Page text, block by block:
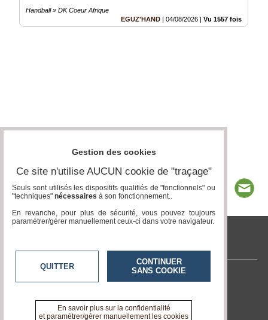
Handball » DK Coeur Afrique
EGUZ'HAND | 04/08/2026 | Vu 1557 fois
tvlocale.fr
Contactez-nous
A propos de tvlocale.fr
Gestion des cookies
Ce site n'utilise AUCUN cookie de "traçage"
Seuls sont utilisés les dispositifs qualifiés de "fonctionnels" ou
"techniques" nécessaires à son fonctionnement..
En revanche, pour plus de sécurité, vous pouvez toujours
paramétrer/gérer manuellement ceux-ci dans votre navigateur.
QUITTER
CONTINUER
SANS COOKIE
En savoir plus sur la confidentialité
et paramétrer/gérer manuellement les cookies